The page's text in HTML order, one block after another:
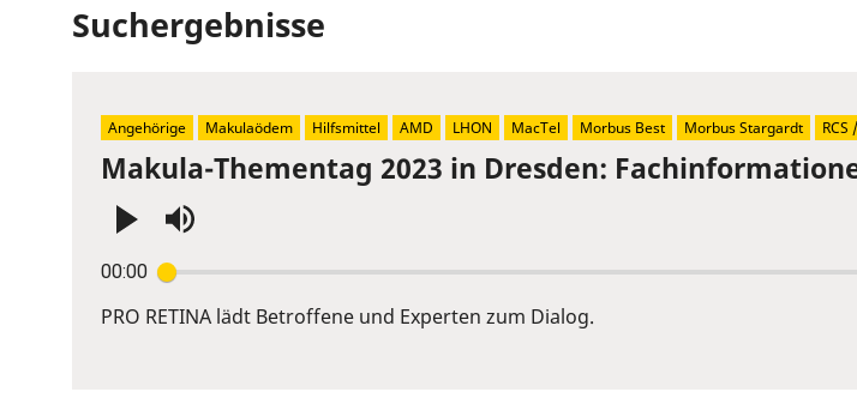
Suchergebnisse
Makula-Thementag 2023 in Dresden:
00:00
Enter
or
PRO RETINA lädt Betroffene und Experten zum Dialog.
Angehörige Makulaödem Hilfsmittel AMD LHON MacTel Morbus Best Morbus Stargardt RCS